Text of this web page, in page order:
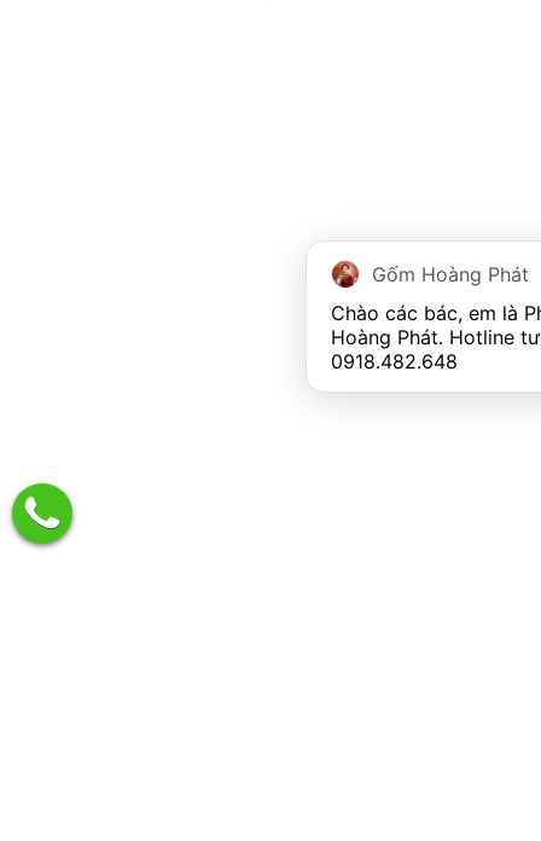
Gốm Hoàng Phát
Chào các bác, em là
0918.482.648